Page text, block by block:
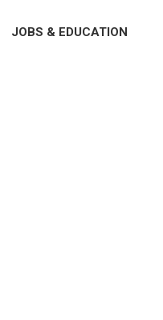
JOBS & EDUCATION